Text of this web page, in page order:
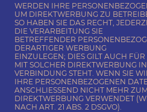
WERDEN IHRE
UM DIREKTWERBUNG ZU
SO HABEN SIE DAS RECHT,
DIE VERARBEITUNG SIE
BETREFFENDER
DERARTIGER WERBUNG
EINZULEGEN; DIES GILT AUCH
MIT SOLCHER DIREKTWERBUNG IN
VERBINDUNG STEHT. WENN SIE
IHRE PERSONENBEZOGENEN
ANSCHLIESSEND NICHT MEHR
DIREKTWERBUNG VERWENDET
NACH ART. 21 ABS. 2 DSGVO).